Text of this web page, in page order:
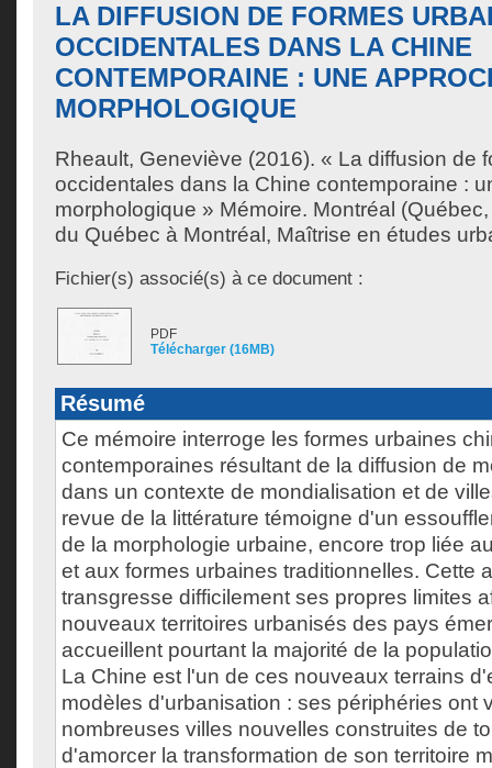
LA DIFFUSION DE FORMES
OCCIDENTALES DANS LA CHINE
CONTEMPORAINE : UNE
MORPHOLOGIQUE
Rheault, Geneviève (2016). « La diffusion de
occidentales dans la Chine contemporaine :
morphologique » Mémoire. Montréal
du Québec à Montréal, Maîtrise en études
Fichier(s) associé(s) à ce document :
PDF
Télécharger (16MB)
Résumé
Ce mémoire interroge les formes urbaines
contemporaines résultant de la diffusion de
dans un contexte de mondialisation et de
revue de la littérature témoigne d'un
de la morphologie urbaine, encore trop liée
et aux formes urbaines traditionnelles. Cette
transgresse difficilement ses propres limites
nouveaux territoires urbanisés des pays
accueillent pourtant la majorité de la
La Chine est l'un de ces nouveaux terrains
modèles d'urbanisation : ses périphéries ont
nombreuses villes nouvelles construites de
d'amorcer la transformation de son territoire